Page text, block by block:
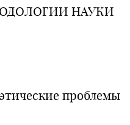
НАУКИ
проблемы